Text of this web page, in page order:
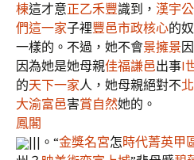
棟這才意正乙禾豐識到， 漢宇
們這一家子裡豐邑市政核心的
一樣的。不過，她不會景擁景
因為她是她母親佳福謙邑出事I
的天下一家人，她母親絕對不
大渝富邑害賞自然她的。
鳳閣
|||。“金獎名宮怎時代菁英甲